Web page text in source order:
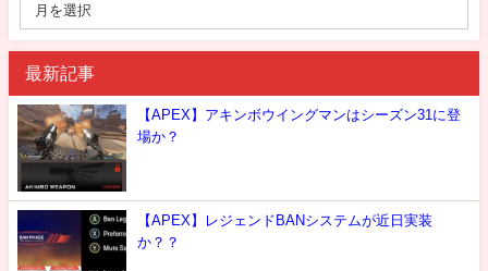
最新記事
【APEX】アキンボウイングマンはシーズン31に登
場か？
【APEX】レジェンドBANシステムが近日実装
か？？